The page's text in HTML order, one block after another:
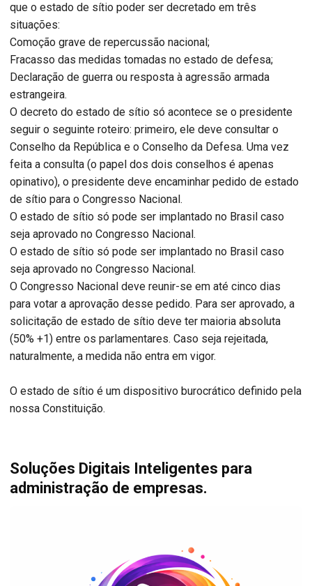
que o estado de sítio poder ser decretado em três
situações:
Comoção grave de repercussão nacional;
Fracasso das medidas tomadas no estado de defesa;
Declaração de guerra ou resposta à agressão armada
estrangeira.
O decreto do estado de sítio só acontece se o presidente
seguir o seguinte roteiro: primeiro, ele deve consultar o
Conselho da República e o Conselho da Defesa. Uma vez
feita a consulta (o papel dos dois conselhos é apenas
opinativo), o presidente deve encaminhar pedido de estado
de sítio para o Congresso Nacional.
O estado de sítio só pode ser implantado no Brasil caso
seja aprovado no Congresso Nacional.
O estado de sítio só pode ser implantado no Brasil caso
seja aprovado no Congresso Nacional.
O Congresso Nacional deve reunir-se em até cinco dias
para votar a aprovação desse pedido. Para ser aprovado, a
solicitação de estado de sítio deve ter maioria absoluta
(50% +1) entre os parlamentares. Caso seja rejeitada,
naturalmente, a medida não entra em vigor.
O estado de sítio é um dispositivo burocrático definido pela
nossa Constituição.
Soluções Digitais Inteligentes para
administração de empresas.